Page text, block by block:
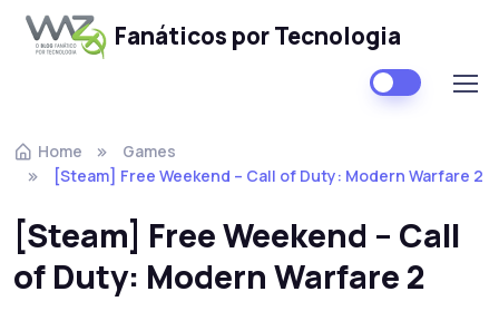
Fanáticos por Tecnologia
Home
Games
[Steam] Free Weekend – Call of Duty: Modern Warfare 2
[Steam] Free Weekend – Call
of Duty: Modern Warfare 2